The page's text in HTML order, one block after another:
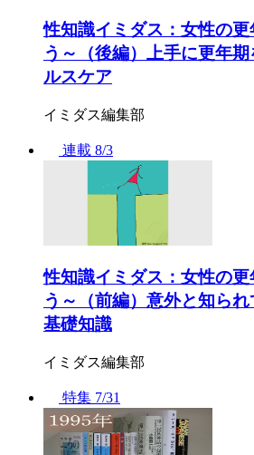
性知識イミダス：女性の
う～（後編）上手に更年
ルスケア
イミダス編集部
連載 8/3
性知識イミダス：女性の
う～（前編）意外と知ら
基礎知識
イミダス編集部
特集 7/31